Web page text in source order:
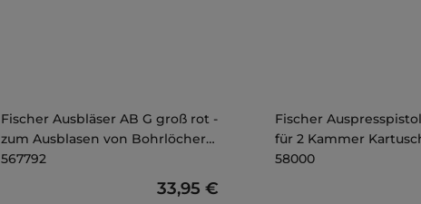
Fischer Ausbläser AB G groß rot -
zum Ausblasen von Bohrlöcher -
567792
Regulärer Preis:
33,95 €
Fischer
für 2 Kammer
58000